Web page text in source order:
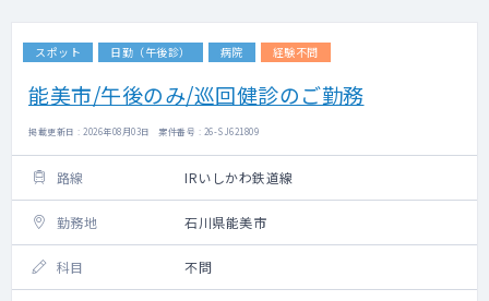
スポット 日勤（午後診） 病院 経験不問
能美市/午後のみ/巡回健診のご勤務
掲載更新日 : 2026年08月03日 案件番号 : 26-SJ621809
路線 IRいしかわ鉄道線
勤務地 石川県能美市
科目 不問